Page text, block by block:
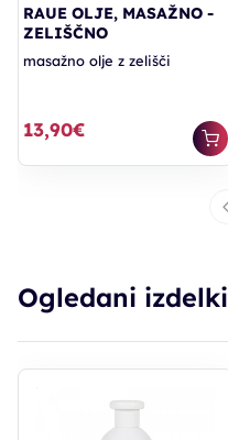
RAUE OLJE, MASAŽNO -
ZELIŠČNO
masažno olje z zelišči
13,90€
Ogledani izdelki